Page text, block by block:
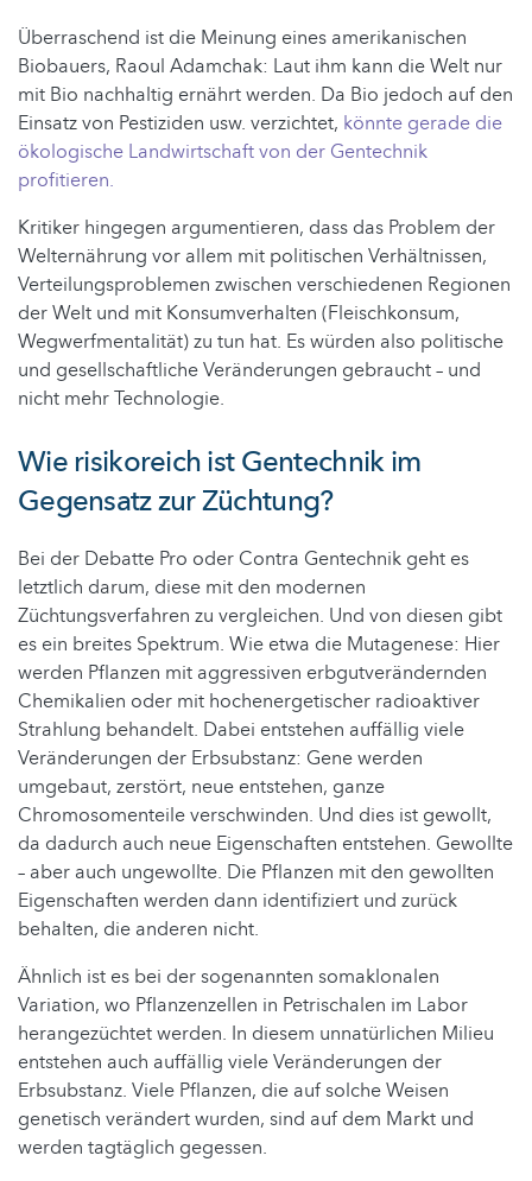
Überraschend ist die Meinung eines amerikanischen
Biobauers, Raoul Adamchak: Laut ihm kann die Welt nur
mit Bio nachhaltig ernährt werden. Da Bio jedoch auf den
Einsatz von Pestiziden usw. verzichtet, könnte gerade die
ökologische Landwirtschaft von der Gentechnik
profitieren.
Kritiker hingegen argumentieren, dass das Problem der
Welternährung vor allem mit politischen Verhältnissen,
Verteilungsproblemen zwischen verschiedenen Regionen
der Welt und mit Konsumverhalten (Fleischkonsum,
Wegwerfmentalität) zu tun hat. Es würden also politische
und gesellschaftliche Veränderungen gebraucht – und
nicht mehr Technologie.
Wie risikoreich ist Gentechnik im
Gegensatz zur Züchtung?
Bei der Debatte Pro oder Contra Gentechnik geht es
letztlich darum, diese mit den modernen
Züchtungsverfahren zu vergleichen. Und von diesen gibt
es ein breites Spektrum. Wie etwa die Mutagenese: Hier
werden Pflanzen mit aggressiven erbgutverändernden
Chemikalien oder mit hochenergetischer radioaktiver
Strahlung behandelt. Dabei entstehen auffällig viele
Veränderungen der Erbsubstanz: Gene werden
umgebaut, zerstört, neue entstehen, ganze
Chromosomenteile verschwinden. Und dies ist gewollt,
da dadurch auch neue Eigenschaften entstehen. Gewollte
– aber auch ungewollte. Die Pflanzen mit den gewollten
Eigenschaften werden dann identifiziert und zurück
behalten, die anderen nicht.
Ähnlich ist es bei der sogenannten somaklonalen
Variation, wo Pflanzenzellen in Petrischalen im Labor
herangezüchtet werden. In diesem unnatürlichen Milieu
entstehen auch auffällig viele Veränderungen der
Erbsubstanz. Viele Pflanzen, die auf solche Weisen
genetisch verändert wurden, sind auf dem Markt und
werden tagtäglich gegessen.